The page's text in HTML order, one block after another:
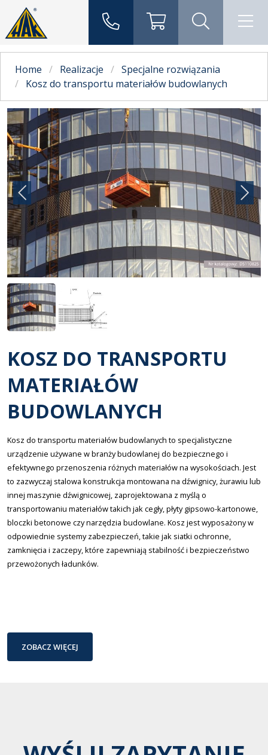
Home Realizacje
Specjalne rozwiązania
Kosz do transportu materiałów budowlanych
KOSZ DO TRANSPORTU
MATERIAŁÓW
BUDOWLANYCH
Kosz do transportu materiałów budowlanych to specjalistyczne
urządzenie używane w branży budowlanej do bezpiecznego i
efektywnego przenoszenia różnych materiałów na wysokościach. Jest
to zazwyczaj stalowa konstrukcja montowana na dźwignicy, żurawiu lub
innej maszynie dźwignicowej, zaprojektowana z myślą o
transportowaniu materiałów takich jak cegły, płyty gipsowo-kartonowe,
bloczki betonowe czy narzędzia budowlane. Kosz jest wyposażony w
odpowiednie systemy zabezpieczeń, takie jak siatki ochronne,
zamknięcia i zaczepy, które zapewniają stabilność i bezpieczeństwo
przewożonych ładunków.
ZOBACZ WIĘCEJ